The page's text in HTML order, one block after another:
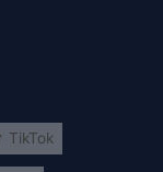
TikTok